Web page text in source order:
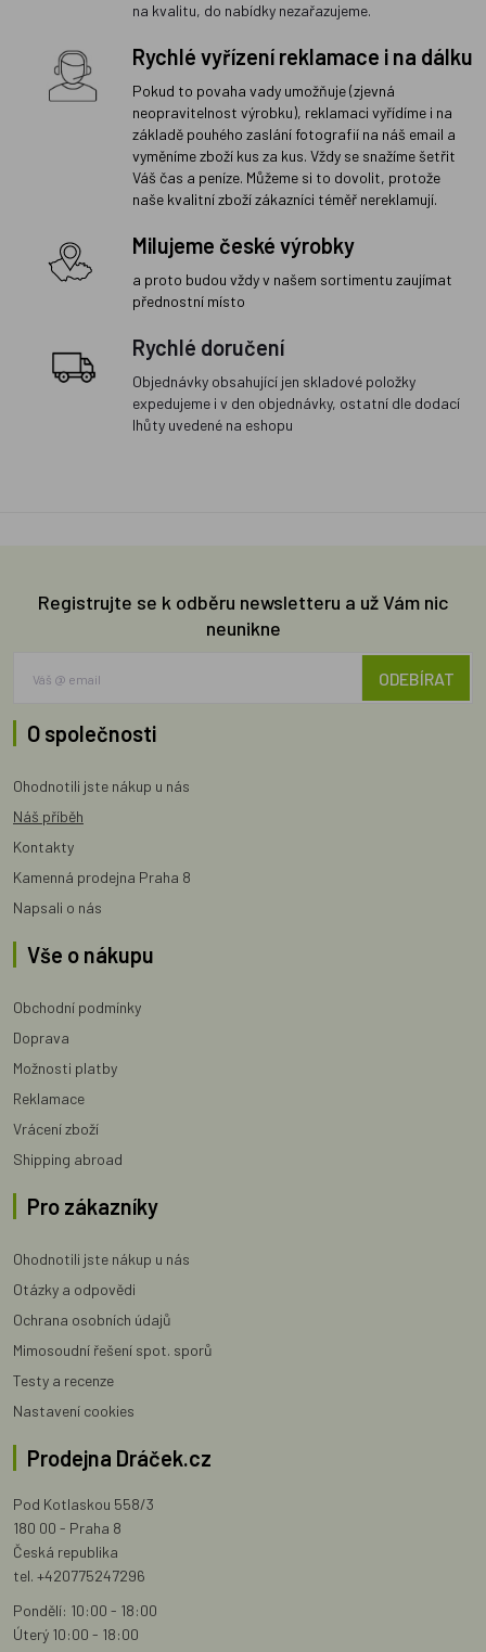
na kvalitu, do nabídky nezařazujeme.
Rychlé vyřízení reklamace i na dálku
Pokud to povaha vady umožňuje (zjevná
neopravitelnost výrobku), reklamaci vyřídíme i na
základě pouhého zaslání fotografií na náš email a
vyměníme zboží kus za kus. Vždy se snažíme šetřit
Váš čas a peníze. Můžeme si to dovolit, protože
naše kvalitní zboží zákazníci téměř nereklamují.
Milujeme české výrobky
a proto budou vždy v našem sortimentu zaujímat
přednostní místo
Rychlé doručení
Objednávky obsahující jen skladové položky
expedujeme i v den objednávky, ostatní dle dodací
lhůty uvedené na eshopu
Registrujte se k odběru newsletteru a už Vám nic
neunikne
ODEBÍRAT
O společnosti
Ohodnotili jste nákup u nás
Náš příběh
Kontakty
Kamenná prodejna Praha 8
Napsali o nás
Vše o nákupu
Obchodní podmínky
Doprava
Možnosti platby
Reklamace
Vrácení zboží
Shipping abroad
Pro zákazníky
Ohodnotili jste nákup u nás
Otázky a odpovědi
Ochrana osobních údajů
Mimosoudní řešení spot. sporů
Testy a recenze
Nastavení cookies
Prodejna Dráček.cz
Pod Kotlaskou 558/3
180 00 - Praha 8
Česká republika
tel. +420775247296
Pondělí: 10:00 - 18:00
Úterý 10:00 - 18:00